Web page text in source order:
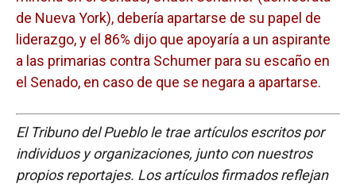
de Nueva York), debería apartarse de su papel de
liderazgo, y el 86% dijo que apoyaría a un aspirante
a las primarias contra Schumer para su escaño en
el Senado, en caso de que se negara a apartarse.
El Tribuno del Pueblo le trae artículos escritos por
individuos y organizaciones, junto con nuestros
propios reportajes. Los artículos firmados reflejan